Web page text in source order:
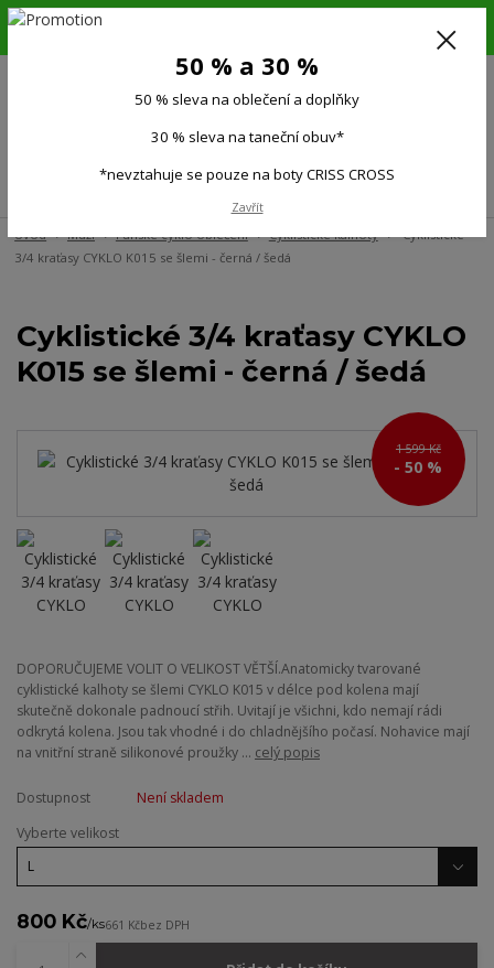
6.-16.8.26. DOVOLENÁ !!! 50 % SLEVA na všechno oblečení a doplňky !!!
(Po-Pá 9:00-15.00)
Úvod Muži Pánské cyklo oblečení Cyklistické kalhoty
Cyklistické
3/4 kraťasy CYKLO K015 se šlemi - černá / šedá
Cyklistické 3/4 kraťasy CYKLO
K015 se šlemi - černá / šedá
1 599 Kč
- 50 %
DOPORUČUJEME VOLIT O VELIKOST VĚTŠÍ.Anatomicky tvarované
cyklistické kalhoty se šlemi CYKLO K015 v délce pod kolena mají
skutečně dokonale padnoucí střih. Uvitají je všichni, kdo nemají rádi
odkrytá kolena. Jsou tak vhodné i do chladnějšího počasí. Nohavice mají
na vnitřní straně silikonové proužky ... celý popis
Dostupnost
Není skladem
Vyberte velikost
800 Kč/ks661 Kčbez DPH
50 % a 30 %
50 % sleva na oblečení a doplňky
30 % sleva na taneční obuv*
*nevztahuje se pouze na boty CRISS CROSS
Zavřít